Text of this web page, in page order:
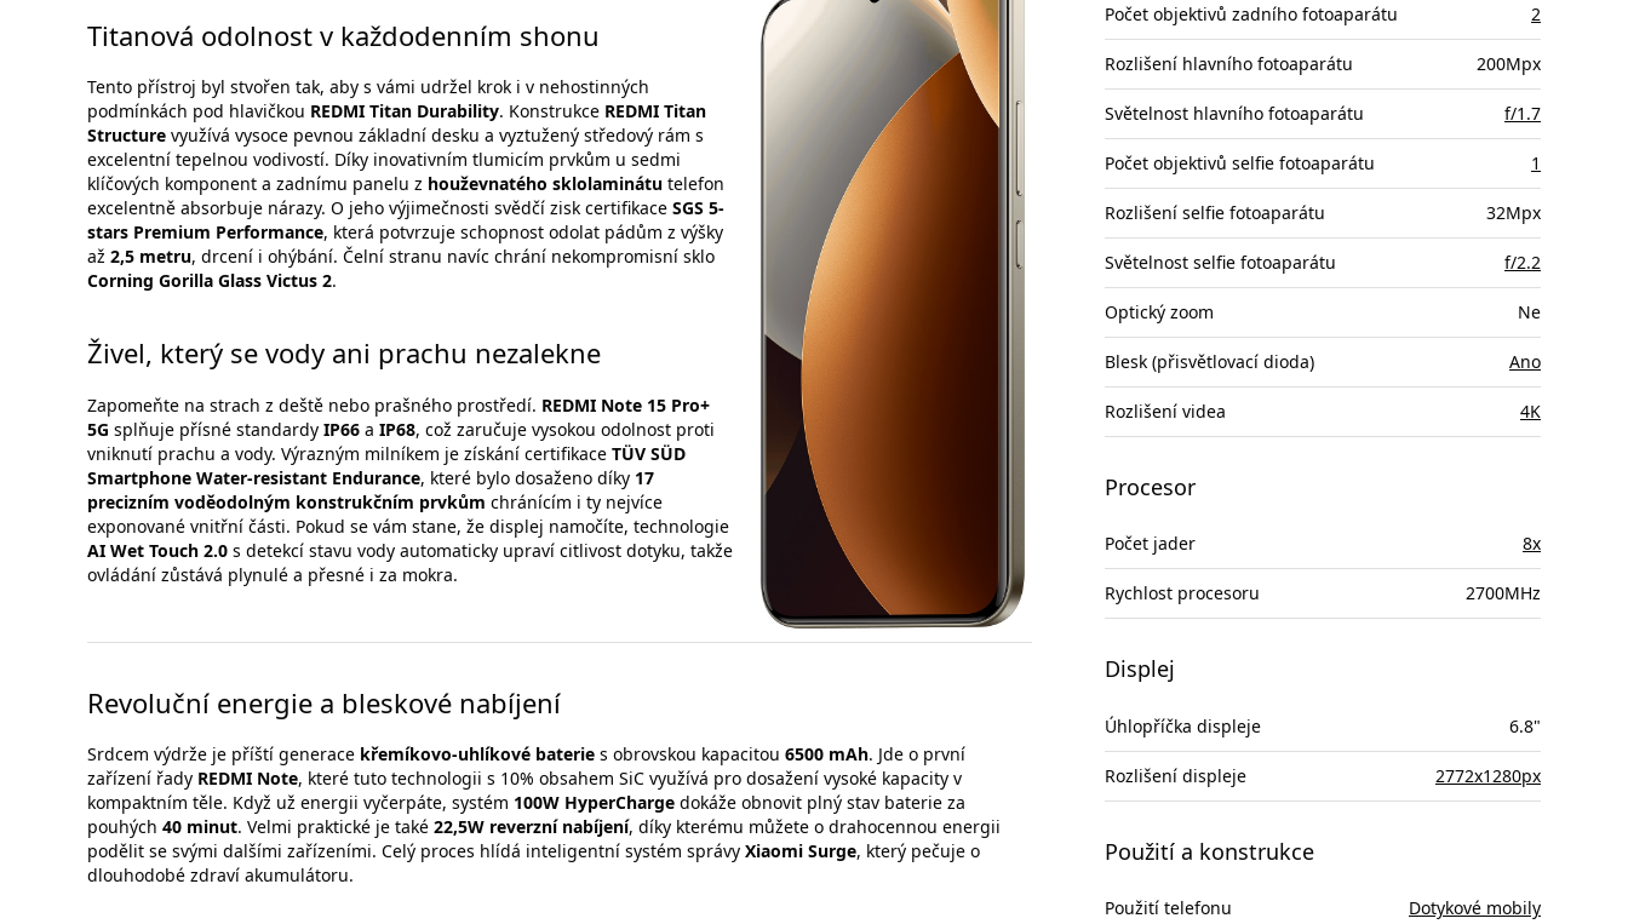
Titanová odolnost v každodenním shonu
Tento přístroj byl stvořen tak, aby s vámi udržel krok i v nehostinných
podmínkách pod hlavičkou REDMI Titan Durability. Konstrukce REDMI Titan
Structure využívá vysoce pevnou základní desku a vyztužený středový rám s
excelentní tepelnou vodivostí. Díky inovativním tlumicím prvkům u sedmi
klíčových komponent a zadnímu panelu z houževnatého sklolaminátu telefon
excelentně absorbuje nárazy. O jeho výjimečnosti svědčí zisk certifikace SGS 5-
stars Premium Performance, která potvrzuje schopnost odolat pádům z výšky
až 2,5 metru, drcení i ohýbání. Čelní stranu navíc chrání nekompromisní sklo
Corning Gorilla Glass Victus 2.
Živel, který se vody ani prachu nezalekne
Zapomeňte na strach z deště nebo prašného prostředí. REDMI Note 15 Pro+
5G splňuje přísné standardy IP66 a IP68, což zaručuje vysokou odolnost proti
vniknutí prachu a vody. Výrazným milníkem je získání certifikace TÜV SÜD
Smartphone Water-resistant Endurance, které bylo dosaženo díky 17
precizním voděodolným konstrukčním prvkům chránícím i ty nejvíce
exponované vnitřní části. Pokud se vám stane, že displej namočíte, technologie
AI Wet Touch 2.0 s detekcí stavu vody automaticky upraví citlivost dotyku, takže
ovládání zůstává plynulé a přesné i za mokra.
Revoluční energie a bleskové nabíjení
Srdcem výdrže je příští generace křemíkovo-uhlíkové baterie s obrovskou kapacitou 6500 mAh. Jde o první
zařízení řady REDMI Note, které tuto technologii s 10% obsahem SiC využívá pro dosažení vysoké kapacity v
kompaktním těle. Když už energii vyčerpáte, systém 100W HyperCharge dokáže obnovit plný stav baterie za
pouhých 40 minut. Velmi praktické je také 22,5W reverzní nabíjení, díky kterému můžete o drahocennou energii
podělit se svými dalšími zařízeními. Celý proces hlídá inteligentní systém správy Xiaomi Surge, který pečuje o
dlouhodobé zdraví akumulátoru.
Počet objektivů zadního fotoaparátu 2
Rozlišení hlavního fotoaparátu 200Mpx
Světelnost hlavního fotoaparátu f/1.7
Počet objektivů selfie fotoaparátu 1
Rozlišení selfie fotoaparátu 32Mpx
Světelnost selfie fotoaparátu f/2.2
Optický zoom Ne
Blesk (přisvětlovací dioda) Ano
Rozlišení videa 4K
Procesor
Počet jader 8x
Rychlost procesoru 2700MHz
Displej
Úhlopříčka displeje 6.8"
Rozlišení displeje 2772x1280px
Použití a konstrukce
Použití telefonu Dotykové mobily